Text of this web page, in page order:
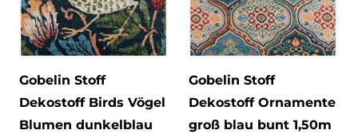
Gobelin Stoff
Dekostoff Birds Vögel
Blumen dunkelblau
Gobelin Stoff
Dekostoff Ornamente
groß blau bunt 1,50m